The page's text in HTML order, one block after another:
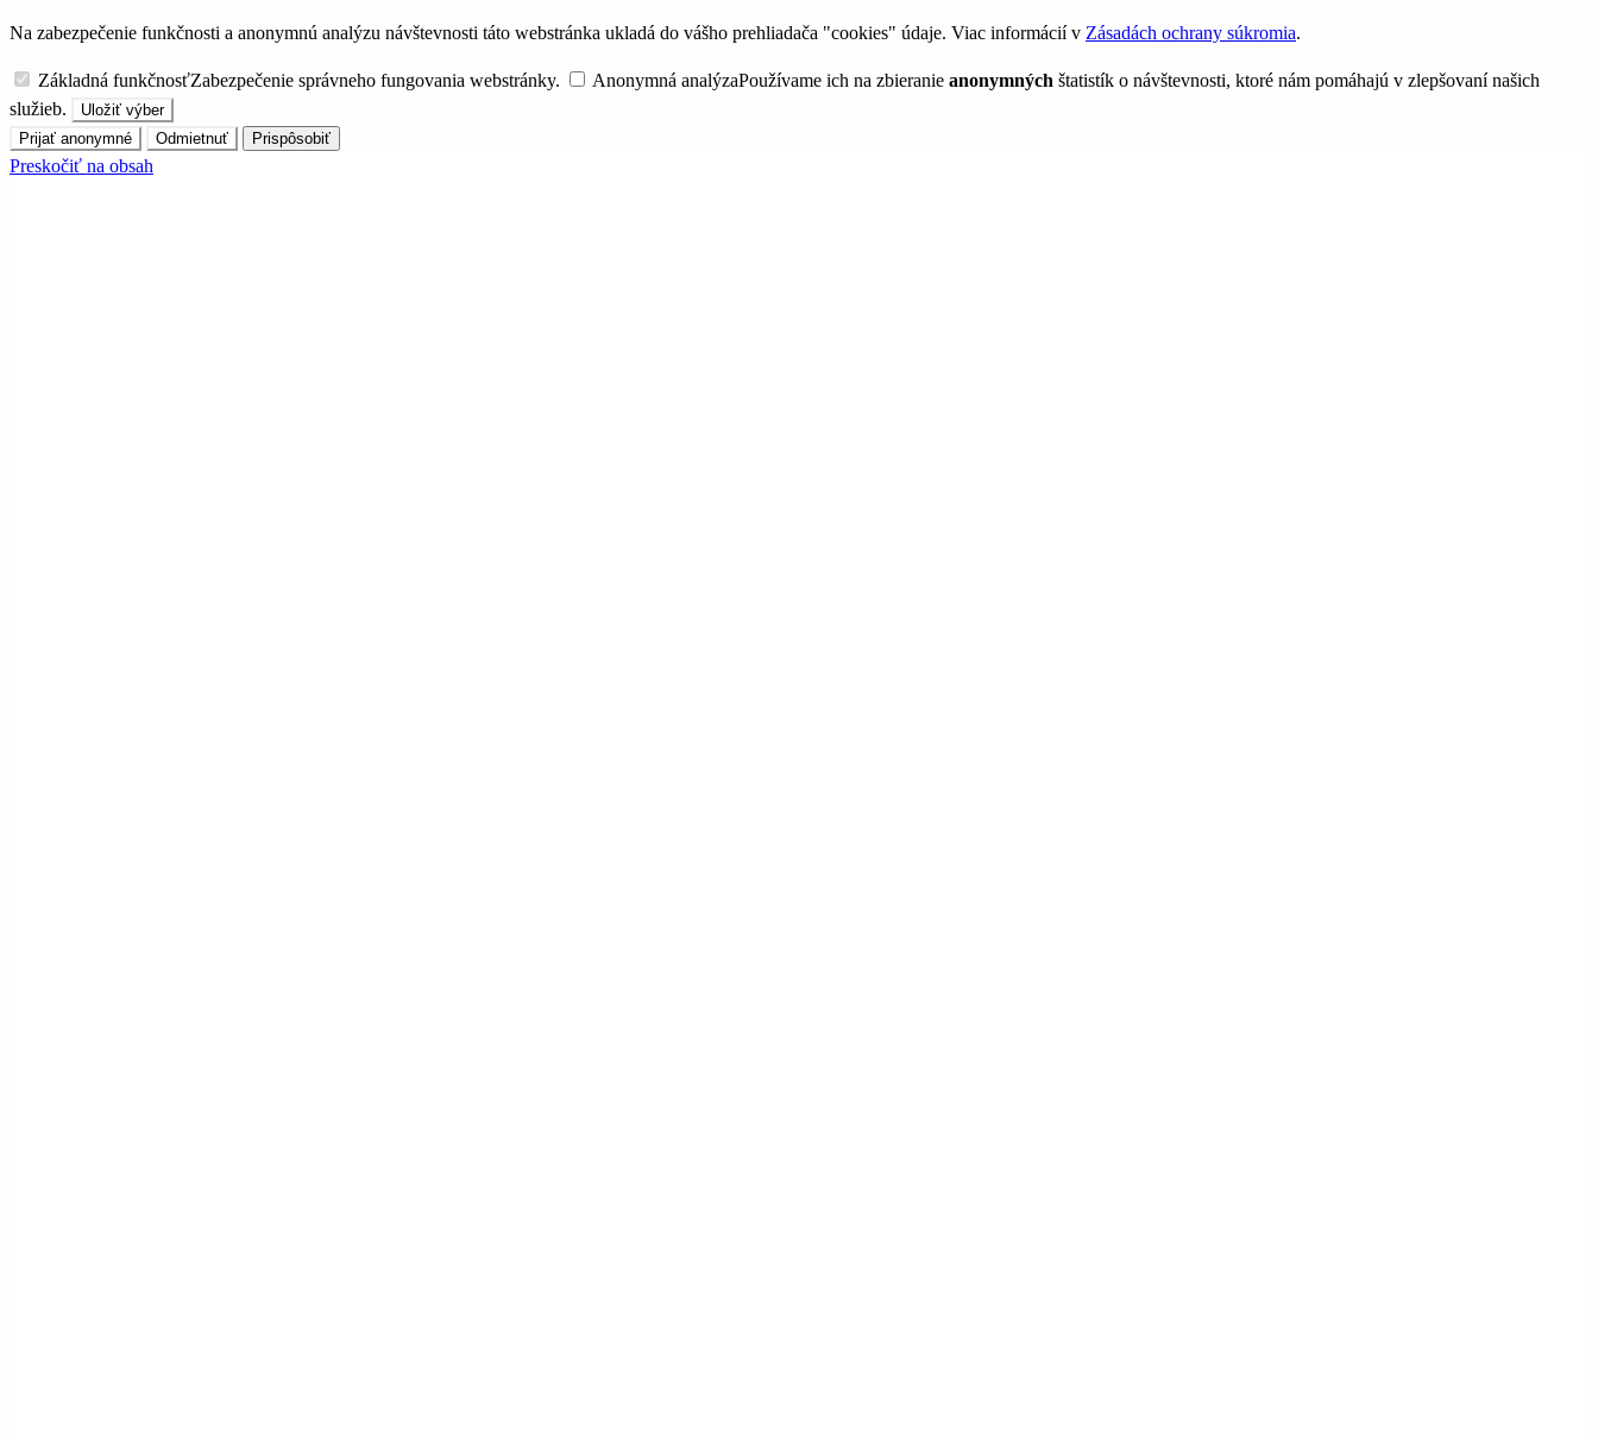
Na zabezpečenie funkčnosti a anonymnú analýzu návštevnosti táto webstránka ukladá do vášho prehliadača "cookies" údaje. Viac informácií v Zásadách ochrany súkromia.
Základná funkčnosťZabezpečenie správneho fungovania webstránky. Anonymná analýzaPoužívame ich na zbieranie anonymných štatistík o návštevnosti, ktoré nám pomáhajú v zlepšovaní našich
služieb.
Uložiť výber
Prijať anonymné
Odmietnuť Prispôsobiť
Preskočiť na obsah